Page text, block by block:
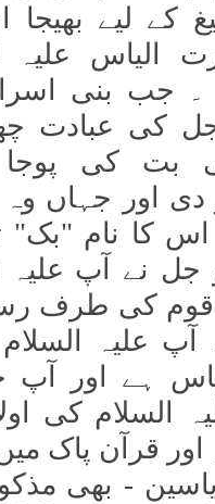
کے لیے بھیجا
الیاس علیہ
جب بنی
کی عبادت
بت کی
اور جہاں وہ
کا نام "بک"
جل نے آپ علیہ
قوم کی طرف
آپ علیہ السلام
ہے اور
السلام کی
قرآن پاک
- بھی